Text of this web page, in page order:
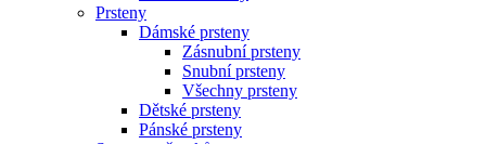
Prsteny
Dámské prsteny
Zásnubní prsteny
Snubní prsteny
Všechny prsteny
Dětské prsteny
Pánské prsteny